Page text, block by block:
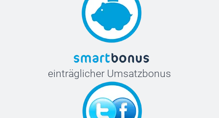
einträglicher Umsatzbonus